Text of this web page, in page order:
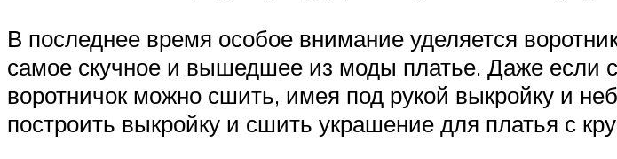
В последнее время особое внимание уделяется
самое скучное и вышедшее из моды платье. Даже если
воротничок можно сшить, имея под рукой выкройку и
построить выкройку и сшить украшение для платья с